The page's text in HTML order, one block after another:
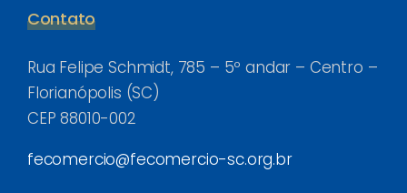
Contato
Rua Felipe Schmidt, 785 – 5º andar – Centro –
Florianópolis (SC)
CEP 88010-002
fecomercio@fecomercio-sc.org.br